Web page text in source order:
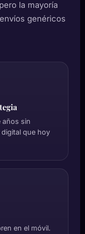
la mayoría
genéricos
años sin
que hoy
en el móvil.